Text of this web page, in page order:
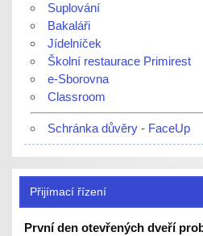
Suplování
Bakaláři
Jídelníček
Školní restaurace Primirest
e-Sborovna
Classroom
Schránka důvěry - FaceUp
Přijímací řízení
První den otevřených dveří